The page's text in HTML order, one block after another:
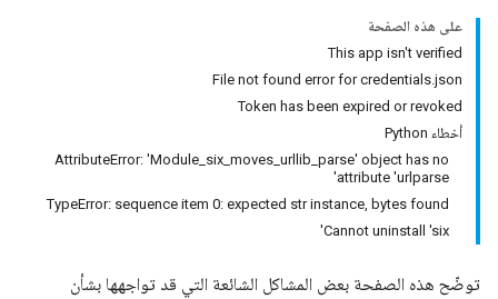
على هذه الصفحة
This app isn't verified
File not found error for credentials.json
Token has been expired or revoked
أخطاء Python
AttributeError: 'Module_six_moves_urllib_parse' object has no
attribute 'urlparse'
TypeError: sequence item 0: expected str instance, bytes found
Cannot uninstall 'six'
توضّح هذه الصفحة بعض المشاكل الشائعة التي قد تواجهها بشأن